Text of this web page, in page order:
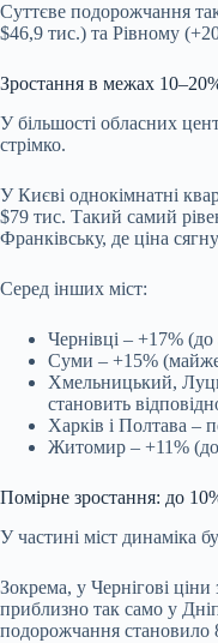
Суттєве подорожчання
$46,9 тис.) та Рівному
Зростання в межах
У більшості обласних
стрімко.
У Києві однокімнатні
$79 тис. Такий самий
Франківську, де ціна
Серед інших міст:
Чернівці – +17%
Суми – +15%
Хмельницький,
становить
Харків і Полтава –
Житомир – +11%
Помірне зростання: до
У частині міст динаміка
Зокрема, у Чернігові
приблизно так само у
подорожчання становило